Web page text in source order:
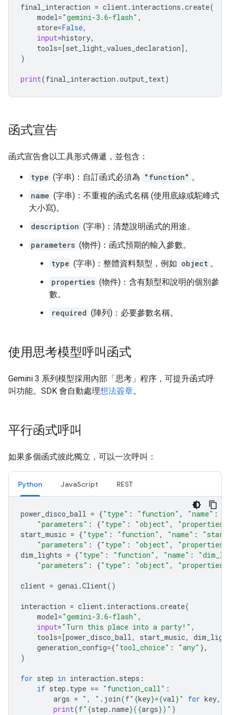
final_interaction = client. interactions .create(
model="gemini-3.6-flash" ,
store=False,
input=history,
tools= [set_light_values_declaration],
)
print(final_interaction .output_text)
函式宣告
函式宣告會以工具形式傳遞，並包含：
type (字串)：自訂函式必須為 "function" 。
name (字串)：不重複的函式名稱 (使用底線或駝峰式
大小寫)。
description (字串)：清楚說明函式的用途。
parameters (物件)：函式預期的輸入參數。
type (字串)：整體資料類型，例如 object 。
properties (物件)：含有類型和說明的個別參
數。
required (陣列)：必要參數名稱。
使用思考模型呼叫函式
Gemini 3 系列模型採用內部「思考」 程序，可提升函式呼
叫功能。SDK 會自動處理想法簽章。
平行函式呼叫
如果多個函式彼此獨立，可以一次呼叫：
Python JavaScript REST
power_disco_ball = {"type" : "function" , "name" :
"parameters" : {"type" : "object" , "properties"
start_music = {"type" : "function" , "name" :
"parameters" : {"type" : "object" , "properties"
dim_lights = {"type" : "function" , "name" :
"parameters" : {"type" : "object" , "properties"
client = genai .Client()
interaction = client. interactions .create(
model="gemini-3.6-flash" ,
input="Turn this place into a party!" ,
tools= [power_disco_ball, start_music,
generation_config={"tool_choice" : "any" },
)
for step in interaction . steps :
if step . type == "function_call" :
args = ", " . join(f" {key}={val}" for key,
print(f" {step .name}({args})" )